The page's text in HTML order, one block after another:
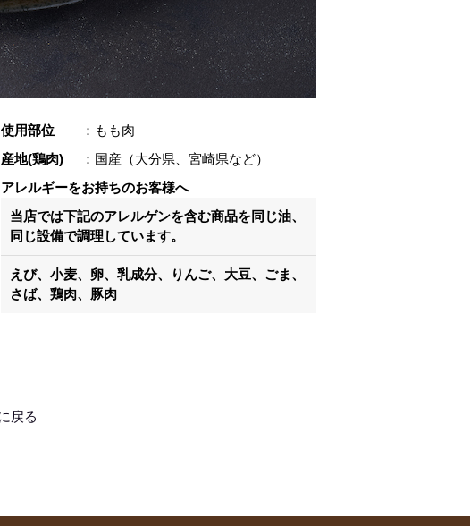
使用部位
もも肉
産地(鶏肉)
国産（大分県、宮崎県など）
アレルギーをお持ちのお客様へ
当店では下記のアレルゲンを含む商品を同じ油、
同じ設備で調理しています。
えび、小麦、卵、乳成分、りんご、大豆、ごま、
さば、鶏肉、豚肉
戻る